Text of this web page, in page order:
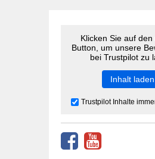
Klicken Sie auf den
Button, um unsere
bei Trustpilot zu
Inhalt laden
Trustpilot Inhalte